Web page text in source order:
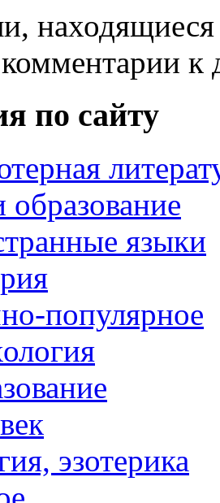
комментарии к
по сайту
образование
языки
популярное
эзотерика